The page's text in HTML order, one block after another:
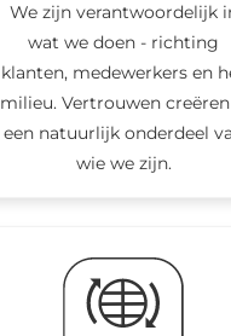
We zijn verantwoordelijk
wat we doen - richting
klanten, medewerkers en
milieu. Vertrouwen
een natuurlijk onderdeel
wie we zijn.